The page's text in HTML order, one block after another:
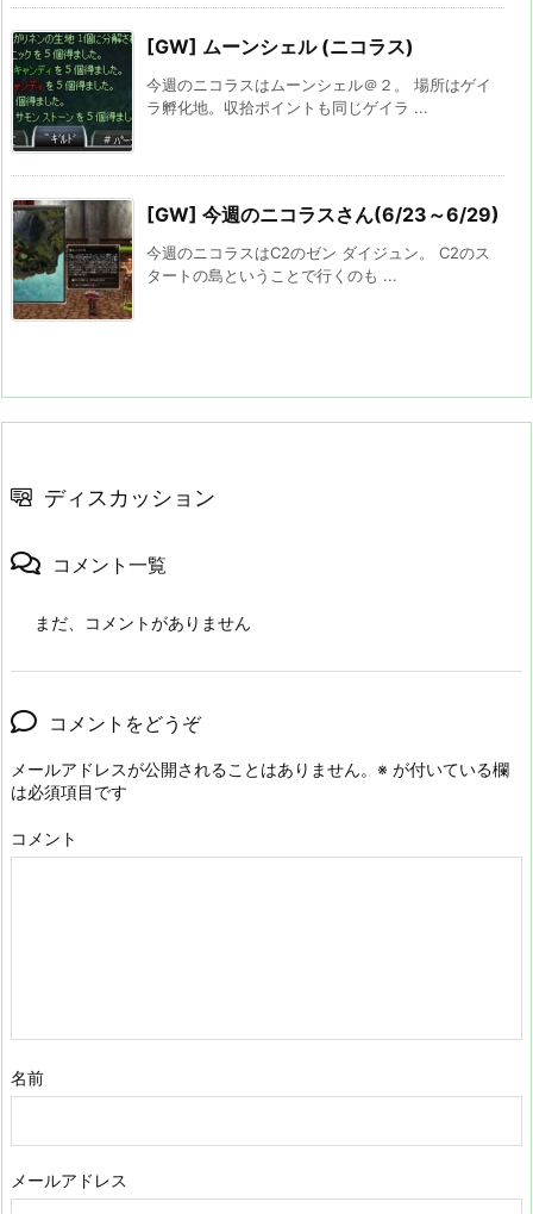
[GW] ムーンシェル (ニコラス)
今週のニコラスはムーンシェル＠２。 場所はゲイ
ラ孵化地。収拾ポイントも同じゲイラ ...
[GW] 今週のニコラスさん(6/23～6/29)
今週のニコラスはC2のゼン ダイジュン。 C2のス
タートの島ということで行くのも ...
ディスカッション
コメント一覧
まだ、コメントがありません
コメントをどうぞ
メールアドレスが公開されることはありません。 ※ が付いている欄
は必須項目です
コメント
名前
メールアドレス